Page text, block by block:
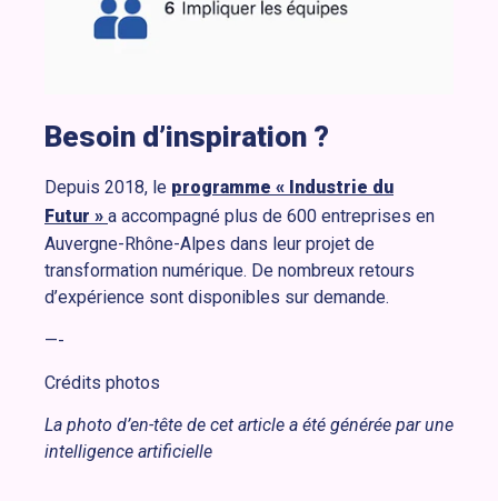
Besoin d’inspiration ?
Depuis 2018, le programme « Industrie du
Futur » a accompagné plus de 600 entreprises en
Auvergne-Rhône-Alpes dans leur projet de
transformation numérique. De nombreux retours
d’expérience sont disponibles sur demande.
—-
Crédits photos
La photo d’en-tête de cet article a été générée par une
intelligence artificielle